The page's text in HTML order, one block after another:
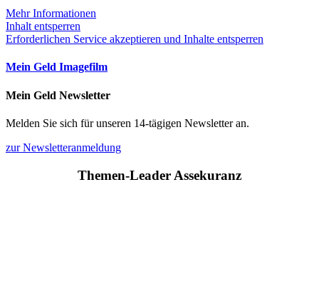
Mehr Informationen
Inhalt entsperren
Erforderlichen Service akzeptieren und Inhalte entsperren
Mein Geld Imagefilm
Mein Geld Newsletter
Melden Sie sich für unseren 14-tägigen Newsletter an.
zur Newsletteranmeldung
Themen-Leader Assekuranz